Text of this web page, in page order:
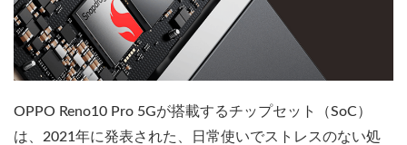
OPPO Reno10 Pro 5Gが搭載するチップセット（SoC）
は、2021年に発表された、日常使いでストレスのない処